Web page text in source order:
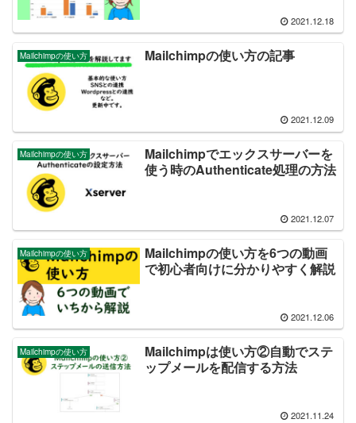
2021.12.18
Mailchimpの使い方 Mailchimpの使い方の記事
2021.12.09
Mailchimpの使い方
Mailchimpでエックスサーバーを
使う時のAuthenticate処理の方法
2021.12.07
Mailchimpの使い方
Mailchimpの使い方を6つの動画
で初心者向けに分かりやすく解説
2021.12.06
Mailchimpの使い方
Mailchimpは使い方②自動でステ
ップメールを配信する方法
2021.11.24